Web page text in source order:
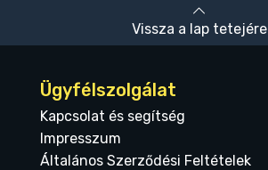
Vissza a lap tetejére
Ügyfélszolgálat
Kapcsolat és segítség
Impresszum
Általános Szerződési Feltételek